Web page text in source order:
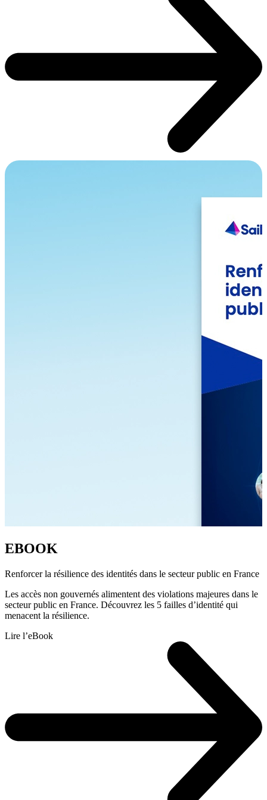
EBOOK
Renforcer la résilience des identités dans le secteur public en France
Les accès non gouvernés alimentent des violations majeures dans le
secteur public en France. Découvrez les 5 failles d’identité qui
menacent la résilience.
Lire l’eBook